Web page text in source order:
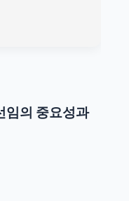
임의 중요성과